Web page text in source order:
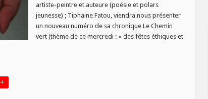
mercredi
novembre!
artiste-peintre et auteure (poésie et polars
jeunesse) ; Tiphaine Fatou, viendra nous présenter
un nouveau numéro de sa chronique Le Chemin
vert (thème de ce mercredi : « des fêtes éthiques et